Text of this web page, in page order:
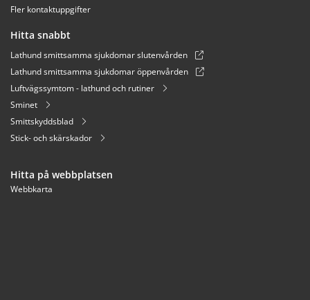
Fler kontaktuppgifter
Hitta snabbt
Lathund smittsamma sjukdomar slutenvården
Lathund smittsamma sjukdomar öppenvården
Luftvägssymtom - lathund och rutiner
Sminet
Smittskyddsblad
Stick- och skärskador
Hitta på webbplatsen
Webbkarta